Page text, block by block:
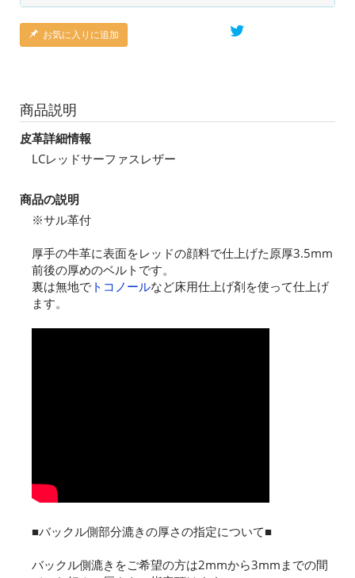
お気に入りに追加
商品説明
皮革詳細情報
LCレッドサーファスレザー
商品の説明
※サル革付
厚手の牛革に表面をレッドの顔料で仕上げた原厚3.5mm
前後の厚めのベルトです。
裏は無地で トコノールなど床用仕上げ剤を使って仕上げ
ます。
■バックル側部分漉きの厚さの指定について■
バックル側漉きをご希望の方は2mmから3mmまでの間